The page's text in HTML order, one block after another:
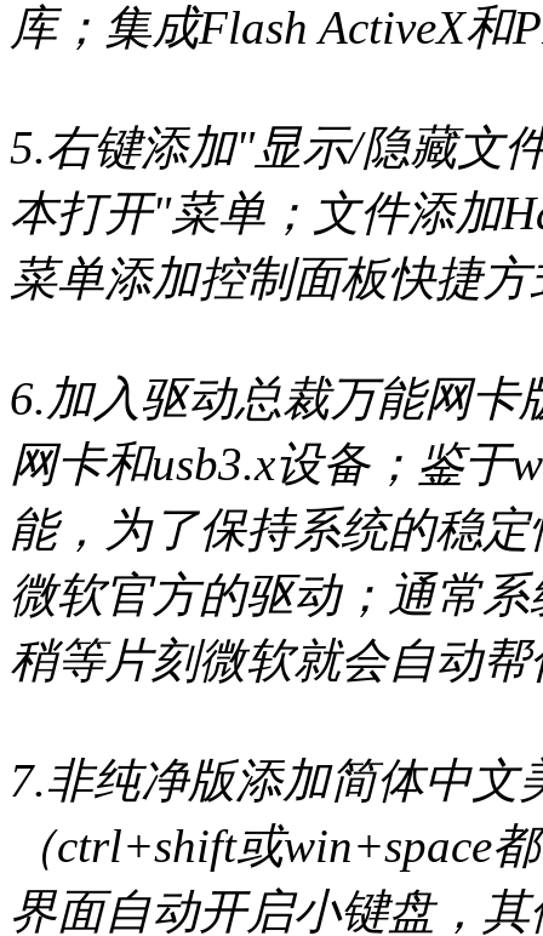
库；集成Flash ActiveX和
5.右键添加"显示/隐藏文
本打开"菜单；文件添加
菜单添加控制面板快捷
6.加入驱动总裁万能网
网卡和usb3.x设备；鉴于
能，为了保持系统的稳
微软官方的驱动；通常
稍等片刻微软就会自动
7.非纯净版添加简体中
（ctrl+shift或win+space
界面自动开启小键盘，